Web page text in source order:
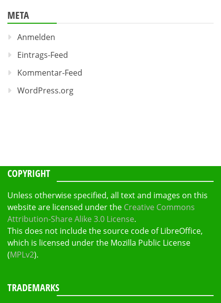
META
Anmelden
Eintrags-Feed
Kommentar-Feed
WordPress.org
COPYRIGHT
Unless otherwise specified, all text and images on this
website are licensed under the Creative Commons
Attribution-Share Alike 3.0 License.
This does not include the source code of LibreOffice,
which is licensed under the Mozilla Public License
(MPLv2).
TRADEMARKS